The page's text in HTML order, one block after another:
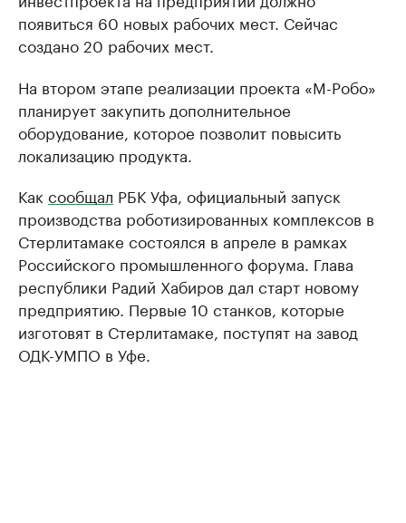
появиться 60 новых рабочих мест. Сейчас
создано 20 рабочих мест.
На втором этапе реализации проекта «М-Робо»
планирует закупить дополнительное
оборудование, которое позволит повысить
локализацию продукта.
Как сообщал РБК Уфа, официальный запуск
производства роботизированных комплексов в
Стерлитамаке состоялся в апреле в рамках
Российского промышленного форума. Глава
республики Радий Хабиров дал старт новому
предприятию. Первые 10 станков, которые
изготовят в Стерлитамаке, поступят на завод
ОДК-УМПО в Уфе.